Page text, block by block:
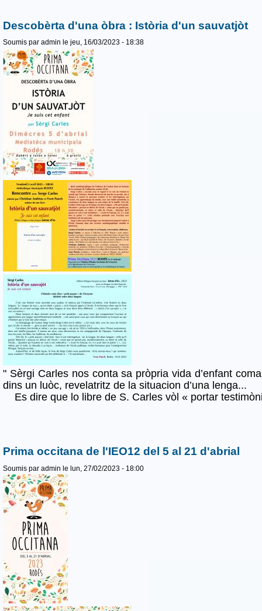
Descobèrta d'una òbra : Istòria d'un sauvatjòt
Soumis par admin le jeu, 16/03/2023 - 18:38
" Sèrgi Carles nos conta sa pròpria vida d’enfant
dins un luòc, revelatritz de la situacion d’una lenga...
Es dire que lo libre de S. Carles vòl « portar
Prima occitana de l'IEO12 del 5 al 21 d'abrial
Soumis par admin le lun, 27/02/2023 - 18:00